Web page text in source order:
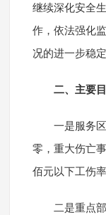
继续深化安全
作，依法强化
况的进一步稳定
二、主要
一是服务
零，重大伤亡
佰元以下工伤
二是重点